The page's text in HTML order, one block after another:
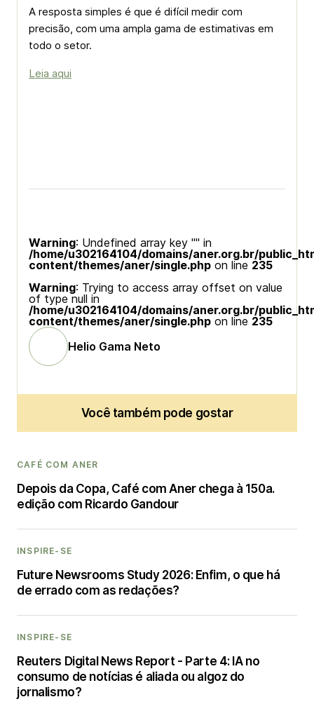
A resposta simples é que é difícil medir com
precisão, com uma ampla gama de estimativas em
todo o setor.
Leia aqui
Warning: Undefined array key "" in
/home/u302164104/domains/aner.org.br/
content/themes/aner/single.php on line 235
Warning: Trying to access array offset on value
of type null in
/home/u302164104/domains/aner.org.br/
content/themes/aner/single.php on line 235
Helio Gama Neto
Você também pode gostar
CAFÉ COM ANER
Depois da Copa, Café com Aner chega à 150a.
edição com Ricardo Gandour
INSPIRE-SE
Future Newsrooms Study 2026: Enfim, o que há
de errado com as redações?
INSPIRE-SE
Reuters Digital News Report - Parte 4: IA no
consumo de notícias é aliada ou algoz do
jornalismo?